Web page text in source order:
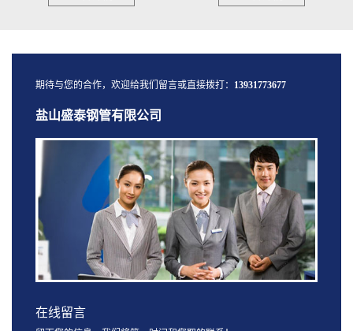
期待与您的合作，欢迎给我们留言或直接拨打： 13931773677
盐山盛泰钢管有限公司
在线留言